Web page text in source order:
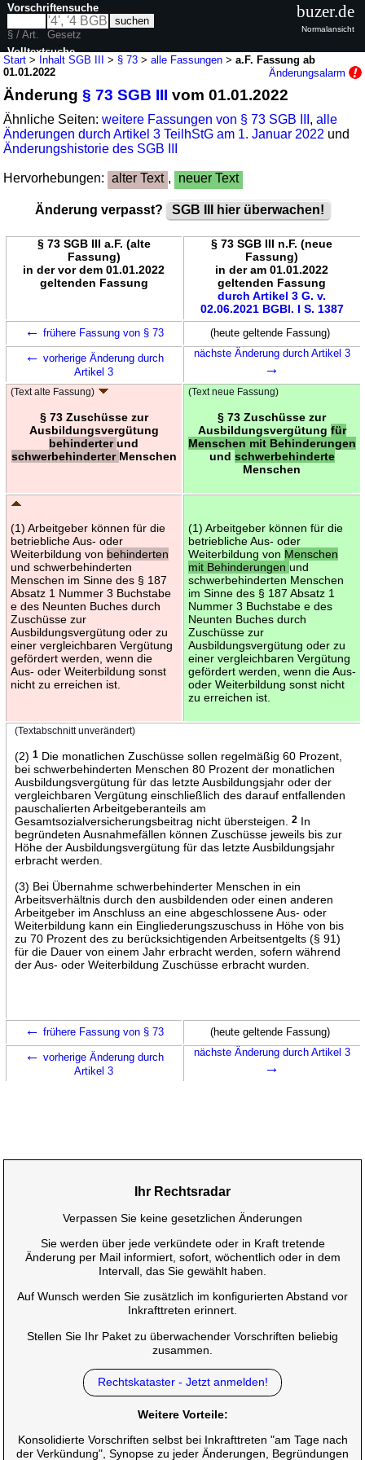
Start > Inhalt SGB III > § 73 >alle Fassungen >a.F. Fassung ab
01.01.2022
Änderungsalarm
Änderung§ 73 SGB III vom 01.01.2022
Ähnliche Seiten:weitere Fassungen von § 73 SGB III ,alle
Änderungen durch Artikel 3 TeilhStG am 1. Januar 2022 und
Änderungshistorie des SGB III
Hervorhebungen: alter Text , neuer Text
Änderung verpasst? SGB III hier überwachen!
§ 73 SGB III a.F. (alte
Fassung)
in der vor dem 01.01.2022
geltenden Fassung
§ 73 SGB III n.F. (neue
Fassung)
in der am 01.01.2022
geltenden Fassung
durch Artikel 3 G. v.
02.06.2021 BGBl. I S. 1387
← frühere Fassung von § 73 (heute geltende Fassung)
← vorherige Änderung durch
Artikel 3
nächste Änderung durch Artikel 3
→
(Text alte Fassung)
§ 73 Zuschüsse zur
Ausbildungsvergütung
behinderterund
schwerbehinderter Menschen
(Text neue Fassung)
§ 73 Zuschüsse zur
Ausbildungsvergütung für
Menschen mit Behinderungen
und schwerbehinderte
Menschen
(1) Arbeitgeber können für die
betriebliche Aus- oder
Weiterbildung von behinderten
und schwerbehinderten
Menschen im Sinne des § 187
Absatz 1 Nummer 3 Buchstabe
e des Neunten Buches durch
Zuschüsse zur
Ausbildungsvergütung oder zu
einer vergleichbaren Vergütung
gefördert werden, wenn die
Aus- oder Weiterbildung sonst
nicht zu erreichen ist.
(1) Arbeitgeber können für die
betriebliche Aus- oder
Weiterbildung von Menschen
mit Behinderungen und
schwerbehinderten Menschen
im Sinne des § 187 Absatz 1
Nummer 3 Buchstabe e des
Neunten Buches durch
Zuschüsse zur
Ausbildungsvergütung oder zu
einer vergleichbaren Vergütung
gefördert werden, wenn die Aus-
oder Weiterbildung sonst nicht
zu erreichen ist.
(Textabschnitt unverändert)
(2) 1Die monatlichen Zuschüsse sollen regelmäßig 60 Prozent,
bei schwerbehinderten Menschen 80 Prozent der monatlichen
Ausbildungsvergütung für das letzte Ausbildungsjahr oder der
vergleichbaren Vergütung einschließlich des darauf entfallenden
pauschalierten Arbeitgeberanteils am
Gesamtsozialversicherungsbeitrag nicht übersteigen.
2In
begründeten Ausnahmefällen können Zuschüsse jeweils bis zur
Höhe der Ausbildungsvergütung für das letzte Ausbildungsjahr
erbracht werden.
(3) Bei Übernahme schwerbehinderter Menschen in ein
Arbeitsverhältnis durch den ausbildenden oder einen anderen
Arbeitgeber im Anschluss an eine abgeschlossene Aus- oder
Weiterbildung kann ein Eingliederungszuschuss in Höhe von bis
zu 70 Prozent des zu berücksichtigenden Arbeitsentgelts (§ 91)
für die Dauer von einem Jahr erbracht werden, sofern während
der Aus- oder Weiterbildung Zuschüsse erbracht wurden.
← frühere Fassung von § 73 (heute geltende Fassung)
← vorherige Änderung durch
Artikel 3
nächste Änderung durch Artikel 3
→
Vorschriftensuche
§ / Art.
Gesetz
Volltextsuche
buzer.de
Normalansicht
Ihr Rechtsradar
Verpassen Sie keine gesetzlichen Änderungen
Sie werden über jede verkündete oder in Kraft tretende
Änderung per Mail informiert, sofort, wöchentlich oder in dem
Intervall, das Sie gewählt haben.
Auf Wunsch werden Sie zusätzlich im konfigurierten Abstand vor
Inkrafttreten erinnert.
Stellen Sie Ihr Paket zu überwachender Vorschriften beliebig
zusammen.
Rechtskataster - Jetzt anmelden!
Weitere Vorteile:
Konsolidierte Vorschriften selbst bei Inkrafttreten "am Tage nach
der Verkündung", Synopse zu jeder Änderungen, Begründungen